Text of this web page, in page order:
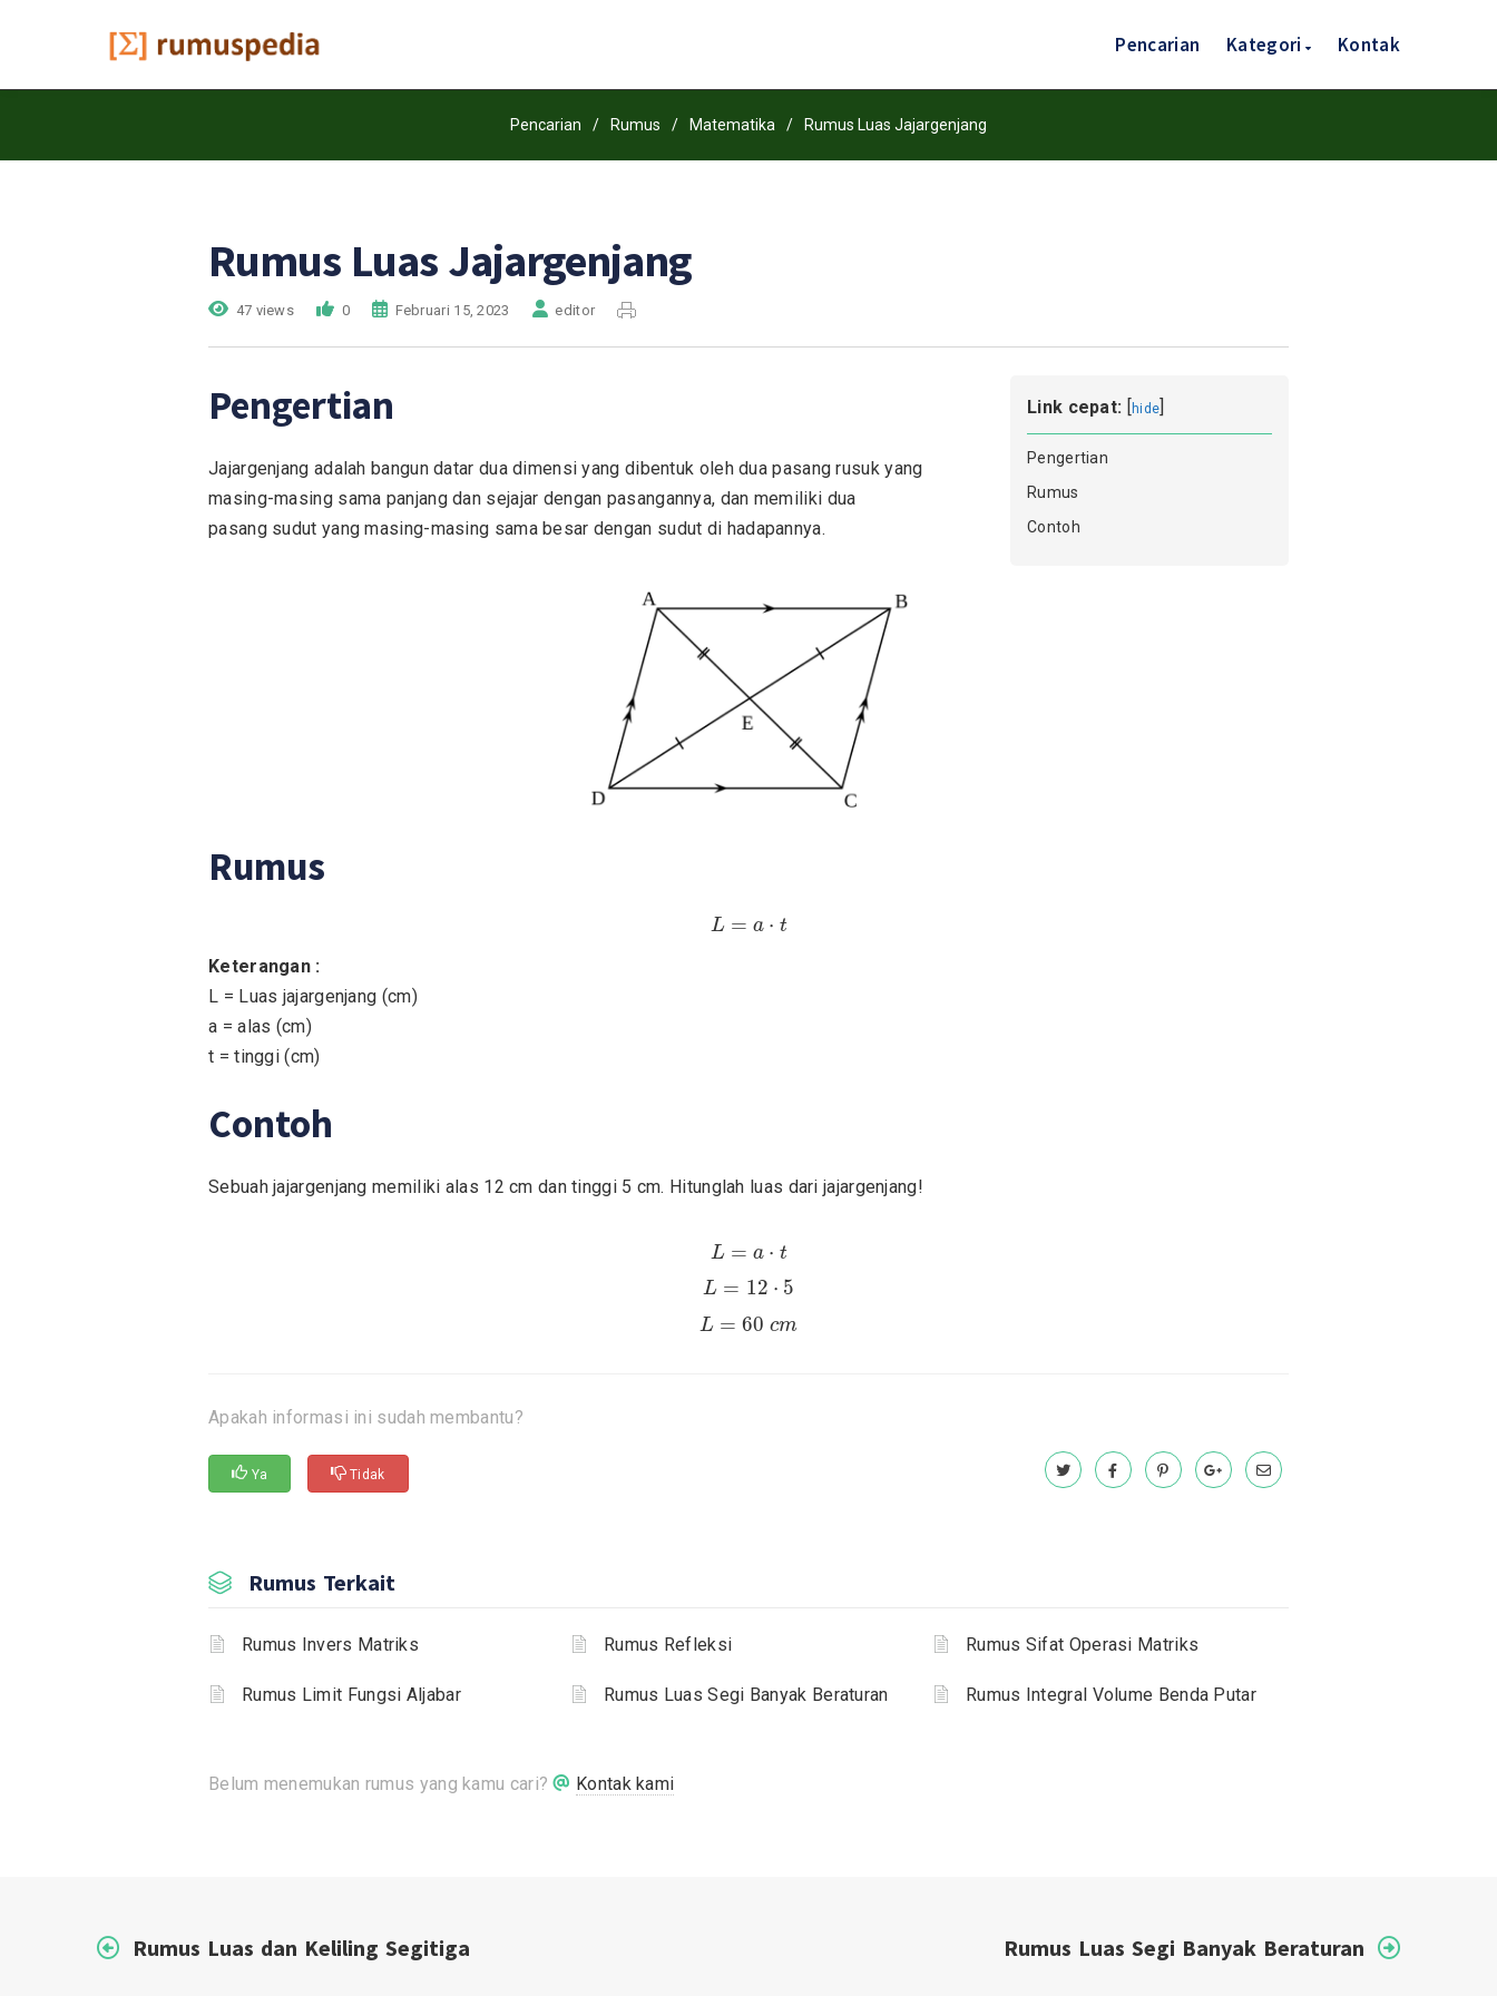
Pencarian Kategori Kontak
Pencarian / Rumus / Matematika / Rumus Luas Jajargenjang
Rumus Luas Jajargenjang
47 views 0 Februari 15, 2023 editor
Link cepat: [hide]
Pengertian
Rumus
Contoh
Pengertian
Jajargenjang adalah bangun datar dua dimensi yang dibentuk oleh dua pasang rusuk yang
masing-masing sama panjang dan sejajar dengan pasangannya, dan memiliki dua
pasang sudut yang masing-masing sama besar dengan sudut di hadapannya.
Rumus
L = a ⋅ t
a⋅
Keterangan :
L = Luas jajargenjang (cm)
a = alas (cm)
t = tinggi (cm)
Contoh
Sebuah jajargenjang memiliki alas 12 cm dan tinggi 5 cm. Hitunglah luas dari jajargenjang!
L = a ⋅ t
L = 12 ⋅ 5
12⋅
L = 60 cm
L 60 c m
Apakah informasi ini sudah membantu?
Ya Tidak
Rumus Terkait
Rumus Invers Matriks Rumus Refleksi Rumus Sifat Operasi Matriks
Rumus Limit Fungsi Aljabar Rumus Luas Segi Banyak Beraturan Rumus Integral Volume Benda Putar
Belum menemukan rumus yang kamu cari? Kontak kami
Rumus Luas dan Keliling Segitiga Rumus Luas Segi Banyak Beraturan